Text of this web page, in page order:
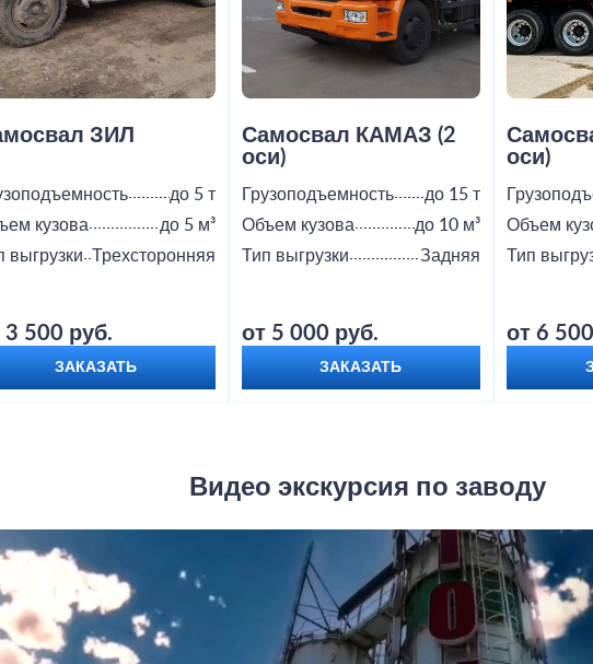
ЗИЛ
до 5 т
кузова
до 5 м³
выгрузки Трехсторонняя
3 500 руб.
ЗАКАЗАТЬ
Самосвал КАМАЗ (2
оси)
Грузоподъемность
до 15 т
Объем кузова
до 10 м³
Тип выгрузки
Задняя
от 5 000 руб.
ЗАКАЗАТЬ
оси)
Объем
Тип
от 6
Видео экскурсия по заводу